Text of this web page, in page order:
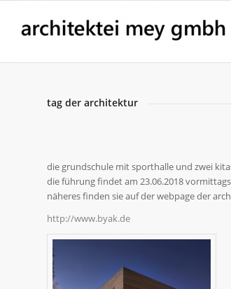
tag der architektur
die grundschule mit sporthalle und zwei
die führung findet am 23.06.2018
näheres finden sie auf der webpage der
http://www.byak.de